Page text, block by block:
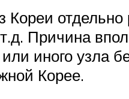
Причина
иного узла
Корее.